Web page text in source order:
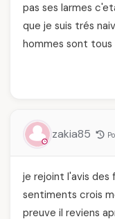
pas ses larmes
que je suis trés
hommes sont tous
zakia85
je rejoint l'avis des
sentiments crois
preuve il reviens